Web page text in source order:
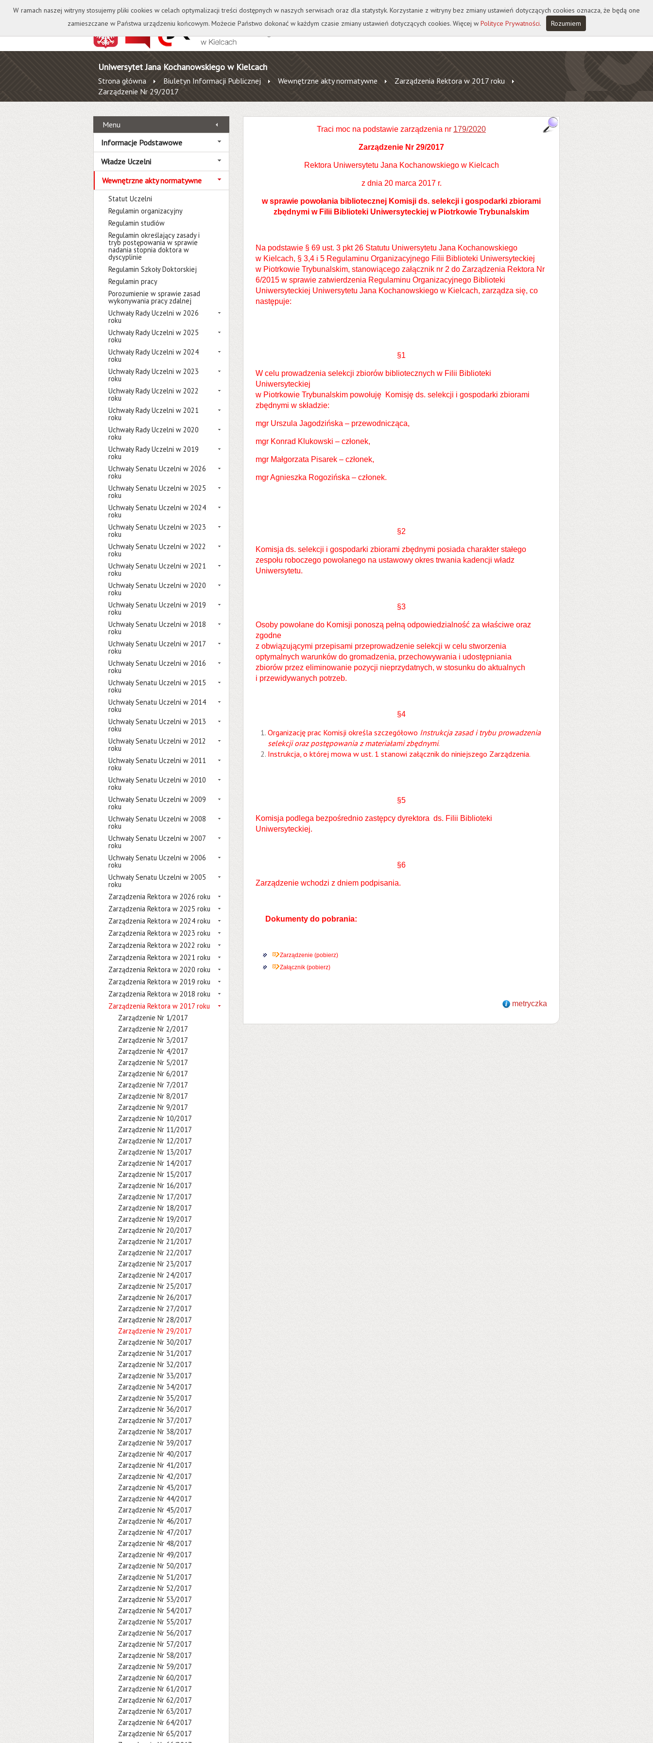
Kontakt Biblioteka Wydawnictwo Wirtualna Uczelnia A A A A
Uniwersytet Jana Kochanowskiego w Kielcach
Strona główna Biuletyn Informacji Publicznej Wewnętrzne akty normatywne
Zarządzenia Rektora w 2017 roku
Zarządzenie Nr 29/2017
Menu
Informacje Podstawowe
Władze Uczelni
Wewnętrzne akty normatywne
Statut Uczelni
Regulamin organizacyjny
Regulamin studiów
Regulamin określający zasady i
tryb postępowania w sprawie
nadania stopnia doktora w
dyscyplinie
Regulamin Szkoły Doktorskiej
Regulamin pracy
Porozumienie w sprawie zasad
wykonywania pracy zdalnej
Uchwały Rady Uczelni w 2026
roku
Uchwały Rady Uczelni w 2025
roku
Uchwały Rady Uczelni w 2024
roku
Uchwały Rady Uczelni w 2023
roku
Uchwały Rady Uczelni w 2022
roku
Uchwały Rady Uczelni w 2021
roku
Uchwały Rady Uczelni w 2020
roku
Uchwały Rady Uczelni w 2019
roku
Uchwały Senatu Uczelni w 2026
roku
Uchwały Senatu Uczelni w 2025
roku
Uchwały Senatu Uczelni w 2024
roku
Uchwały Senatu Uczelni w 2023
roku
Uchwały Senatu Uczelni w 2022
roku
Uchwały Senatu Uczelni w 2021
roku
Uchwały Senatu Uczelni w 2020
roku
Uchwały Senatu Uczelni w 2019
roku
Uchwały Senatu Uczelni w 2018
roku
Uchwały Senatu Uczelni w 2017
roku
Uchwały Senatu Uczelni w 2016
roku
Uchwały Senatu Uczelni w 2015
roku
Uchwały Senatu Uczelni w 2014
roku
Uchwały Senatu Uczelni w 2013
roku
Uchwały Senatu Uczelni w 2012
roku
Uchwały Senatu Uczelni w 2011
roku
Uchwały Senatu Uczelni w 2010
roku
Uchwały Senatu Uczelni w 2009
roku
Uchwały Senatu Uczelni w 2008
roku
Uchwały Senatu Uczelni w 2007
roku
Uchwały Senatu Uczelni w 2006
roku
Uchwały Senatu Uczelni w 2005
roku
Zarządzenia Rektora w 2026 roku
Zarządzenia Rektora w 2025 roku
Zarządzenia Rektora w 2024 roku
Zarządzenia Rektora w 2023 roku
Zarządzenia Rektora w 2022 roku
Zarządzenia Rektora w 2021 roku
Zarządzenia Rektora w 2020 roku
Zarządzenia Rektora w 2019 roku
Zarządzenia Rektora w 2018 roku
Zarządzenia Rektora w 2017 roku
Zarządzenie Nr 1/2017
Zarządzenie Nr 2/2017
Zarządzenie Nr 3/2017
Zarządzenie Nr 4/2017
Zarządzenie Nr 5/2017
Zarządzenie Nr 6/2017
Zarządzenie Nr 7/2017
Zarządzenie Nr 8/2017
Zarządzenie Nr 9/2017
Zarządzenie Nr 10/2017
Zarządzenie Nr 11/2017
Zarządzenie Nr 12/2017
Zarządzenie Nr 13/2017
Zarządzenie Nr 14/2017
Zarządzenie Nr 15/2017
Zarządzenie Nr 16/2017
Zarządzenie Nr 17/2017
Zarządzenie Nr 18/2017
Zarządzenie Nr 19/2017
Zarządzenie Nr 20/2017
Zarządzenie Nr 21/2017
Zarządzenie Nr 22/2017
Zarządzenie Nr 23/2017
Zarządzenie Nr 24/2017
Zarządzenie Nr 25/2017
Zarządzenie Nr 26/2017
Zarządzenie Nr 27/2017
Zarządzenie Nr 28/2017
Zarządzenie Nr 29/2017
Zarządzenie Nr 30/2017
Zarządzenie Nr 31/2017
Zarządzenie Nr 32/2017
Zarządzenie Nr 33/2017
Zarządzenie Nr 34/2017
Zarządzenie Nr 35/2017
Zarządzenie Nr 36/2017
Zarządzenie Nr 37/2017
Zarządzenie Nr 38/2017
Zarządzenie Nr 39/2017
Zarządzenie Nr 40/2017
Zarządzenie Nr 41/2017
Zarządzenie Nr 42/2017
Zarządzenie Nr 43/2017
Zarządzenie Nr 44/2017
Zarządzenie Nr 45/2017
Zarządzenie Nr 46/2017
Zarządzenie Nr 47/2017
Zarządzenie Nr 48/2017
Zarządzenie Nr 49/2017
Zarządzenie Nr 50/2017
Zarządzenie Nr 51/2017
Zarządzenie Nr 52/2017
Zarządzenie Nr 53/2017
Zarządzenie Nr 54/2017
Zarządzenie Nr 55/2017
Zarządzenie Nr 56/2017
Zarządzenie Nr 57/2017
Zarządzenie Nr 58/2017
Zarządzenie Nr 59/2017
Zarządzenie Nr 60/2017
Zarządzenie Nr 61/2017
Zarządzenie Nr 62/2017
Zarządzenie Nr 63/2017
Zarządzenie Nr 64/2017
Zarządzenie Nr 65/2017
Traci moc na podstawie zarządzenia nr 179/2020
Zarządzenie Nr 29/2017
Rektora Uniwersytetu Jana Kochanowskiego w Kielcach
z dnia 20 marca 2017 r.
w sprawie powołania bibliotecznej Komisji ds. selekcji i gospodarki zbiorami
zbędnymi w Filii Biblioteki Uniwersyteckiej w Piotrkowie Trybunalskim
Na podstawie § 69 ust. 3 pkt 26 Statutu Uniwersytetu Jana Kochanowskiego
w Kielcach, § 3,4 i 5 Regulaminu Organizacyjnego Filii Biblioteki Uniwersyteckiej
w Piotrkowie Trybunalskim, stanowiącego załącznik nr 2 do Zarządzenia Rektora Nr
6/2015 w sprawie zatwierdzenia Regulaminu Organizacyjnego Biblioteki
Uniwersyteckiej Uniwersytetu Jana Kochanowskiego w Kielcach, zarządza się, co
następuje:
§1
W celu prowadzenia selekcji zbiorów bibliotecznych w Filii Biblioteki
Uniwersyteckiej
w Piotrkowie Trybunalskim powołuję Komisję ds. selekcji i gospodarki zbiorami
zbędnymi w składzie:
mgr Urszula Jagodzińska – przewodnicząca,
mgr Konrad Klukowski – członek,
mgr Małgorzata Pisarek – członek,
mgr Agnieszka Rogozińska – członek.
§2
Komisja ds. selekcji i gospodarki zbiorami zbędnymi posiada charakter stałego
zespołu roboczego powołanego na ustawowy okres trwania kadencji władz
Uniwersytetu.
§3
Osoby powołane do Komisji ponoszą pełną odpowiedzialność za właściwe oraz
zgodne
z obwiązującymi przepisami przeprowadzenie selekcji w celu stworzenia
optymalnych warunków do gromadzenia, przechowywania i udostępniania
zbiorów przez eliminowanie pozycji nieprzydatnych, w stosunku do aktualnych
i przewidywanych potrzeb.
§4
Organizację prac Komisji określa szczegółowo Instrukcja zasad i trybu prowadzenia
selekcji oraz postępowania z materiałami zbędnymi.
Instrukcja, o której mowa w ust. 1 stanowi załącznik do niniejszego Zarządzenia.
§5
Komisja podlega bezpośrednio zastępcy dyrektora ds. Filii Biblioteki
Uniwersyteckiej.
§6
Zarządzenie wchodzi z dniem podpisania.
Dokumenty do pobrania:
Zarządzenie (pobierz)
Załącznik (pobierz)
metryczka
W ramach naszej witryny stosujemy pliki cookies w celach optymalizacji treści dostępnych w naszych serwisach oraz dla statystyk. Korzystanie z witryny bez zmiany ustawień dotyczących cookies oznacza, że będą one
zamieszczane w Państwa urządzeniu końcowym. Możecie Państwo dokonać w każdym czasie zmiany ustawień dotyczących cookies. Więcej w Polityce Prywatności. Rozumiem